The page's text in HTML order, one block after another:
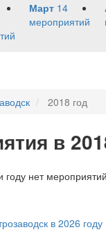
Март 14
мероприятий
2018 год
в
году нет
в 2026 году